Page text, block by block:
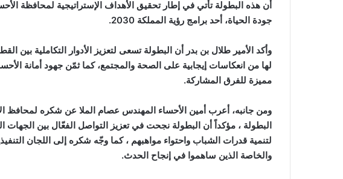
أن هذه البطولة تأتي في إطار تحقيق الأهداف الإستراتيجية لمحافظة
جودة الحياة، أحد برامج رؤية المملكة 2030.
وأكد الأمير طلال بن بدر أن البطولة تسعى لتعزيز الأدوار التكاملية بين
لها من انعكاسات إيجابية على الصحة والمجتمع، كما ثمّن جهود أمانة
مميزة للفرق المشاركة.
ومن جانبه، أعرب أمين الأحساء المهندس عصام الملا عن شكره لمحافظ
البطولة ، مؤكداً أن البطولة نجحت في تعزيز التواصل الفعّال بين الجهات
لتنمية قدرات الشباب واحتواء مواهبهم ، كما وجّه شكره إلى اللجان
والخاصة الذين ساهموا في إنجاح الحدث.